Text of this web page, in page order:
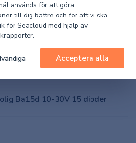
används för att göra
till dig bättre och för att vi ska
för Seacloud med hjälp av
Acceptera alla
Ba15s 10-30V 13 dioder
88 kr
Ba15d 10-30V 15 dioder